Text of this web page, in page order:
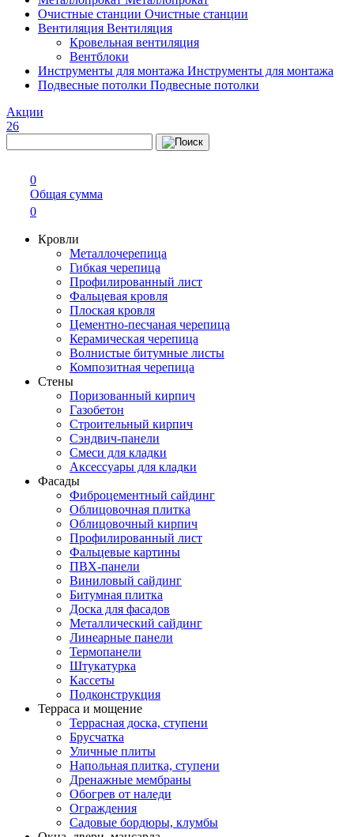
Очистные станции Очистные станции
Вентиляция Вентиляция
Кровельная вентиляция
Вентблоки
Инструменты для монтажа Инструменты для монтажа
Подвесные потолки Подвесные потолки
Акции
26
0
Общая сумма
0
Кровли
Металлочерепица
Гибкая черепица
Профилированный лист
Фальцевая кровля
Плоская кровля
Цементно-песчаная черепица
Керамическая черепица
Волнистые битумные листы
Композитная черепица
Стены
Поризованный кирпич
Газобетон
Строительный кирпич
Сэндвич-панели
Смеси для кладки
Аксессуары для кладки
Фасады
Фиброцементный сайдинг
Облицовочная плитка
Облицовочный кирпич
Профилированный лист
Фальцевые картины
ПВХ-панели
Виниловый сайдинг
Битумная плитка
Доска для фасадов
Металлический сайдинг
Линеарные панели
Термопанели
Штукатурка
Кассеты
Подконструкция
Терраса и мощение
Террасная доска, ступени
Брусчатка
Уличные плиты
Напольная плитка, ступени
Дренажные мембраны
Обогрев от наледи
Ограждения
Садовые бордюры, клумбы